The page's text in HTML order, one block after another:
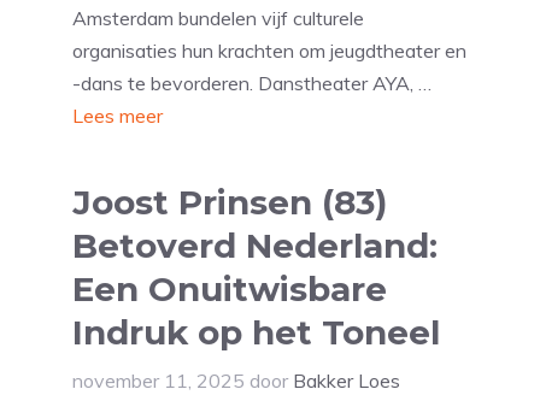
Amsterdam bundelen vijf culturele
organisaties hun krachten om jeugdtheater en
-dans te bevorderen. Danstheater AYA, …
Lees meer
Joost Prinsen (83)
Betoverd Nederland:
Een Onuitwisbare
Indruk op het Toneel
november 11, 2025 door Bakker Loes